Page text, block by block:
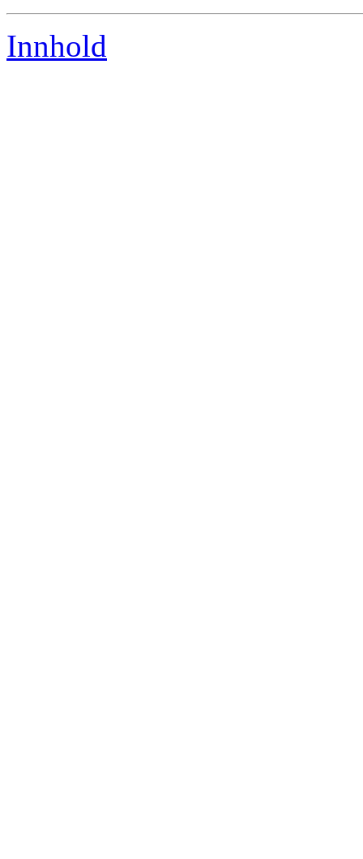
Innhold